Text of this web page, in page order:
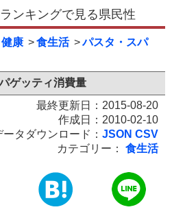
ンキングで見る県民性
康 食生活
パスタ・スパ
ゲッティ消費量
最終更新日：2015-08-20
作成日：2010-02-10
ータダウンロード： JSON CSV
カテゴリー：
食生活